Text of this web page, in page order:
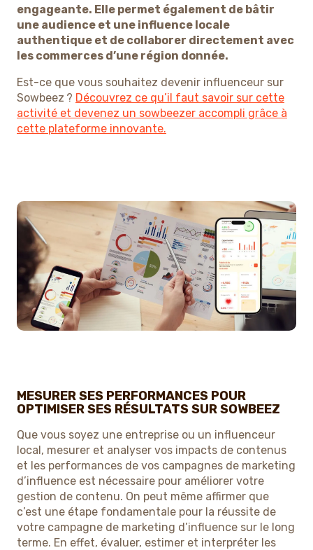
engageante. Elle permet également de bâtir
une audience et une influence locale
authentique et de collaborer directement avec
les commerces d’une région donnée.
Est-ce que vous souhaitez devenir influenceur sur
Sowbeez ? Découvrez ce qu’il faut savoir sur cette
activité et devenez un sowbeezer accompli grâce à
cette plateforme innovante.
MESURER SES PERFORMANCES POUR
OPTIMISER SES RÉSULTATS SUR SOWBEEZ
Que vous soyez une entreprise ou un influenceur
local, mesurer et analyser vos impacts de contenus
et les performances de vos campagnes de marketing
d’influence est nécessaire pour améliorer votre
gestion de contenu. On peut même affirmer que
c’est une étape fondamentale pour la réussite de
votre campagne de marketing d’influence sur le long
terme. En effet, évaluer, estimer et interpréter les